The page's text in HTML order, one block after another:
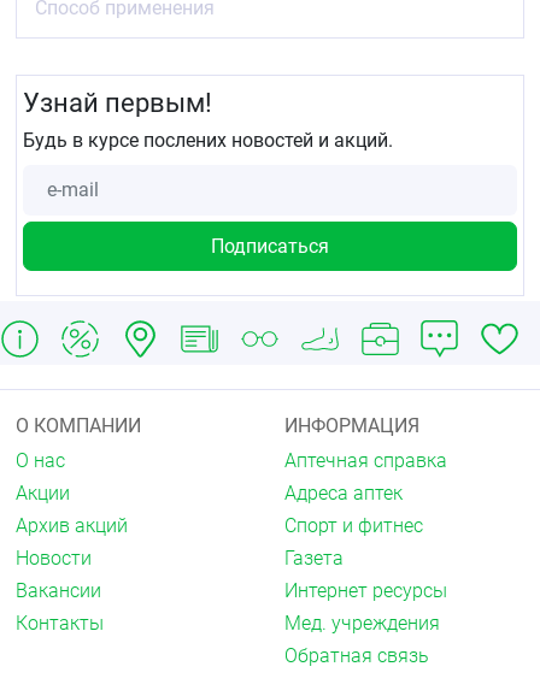
Способ применения
Узнай первым!
Будь в курсе послених новостей и акций.
О КОМПАНИИ
О нас
Акции
Архив акций
Новости
Вакансии
Контакты
ИНФОРМАЦИЯ
Аптечная справка
Адреса аптек
Спорт и фитнес
Газета
Интернет ресурсы
Мед. учреждения
Обратная связь